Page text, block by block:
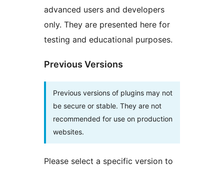
advanced users and developers
only. They are presented here for
testing and educational purposes.
Previous Versions
Previous versions of plugins may not
be secure or stable. They are not
recommended for use on production
websites.
Please select a specific version to